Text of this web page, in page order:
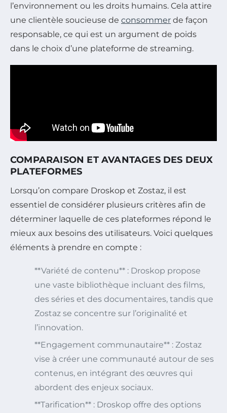
l’environnement ou les droits humains. Cela attire
une clientèle soucieuse de consommer de façon
responsable, ce qui est un argument de poids
dans le choix d’une plateforme de streaming.
COMPARAISON ET AVANTAGES DES DEUX
PLATEFORMES
Lorsqu’on compare Droskop et Zostaz, il est
essentiel de considérer plusieurs critères afin de
déterminer laquelle de ces plateformes répond le
mieux aux besoins des utilisateurs. Voici quelques
éléments à prendre en compte :
**Variété de contenu** : Droskop propose
une vaste bibliothèque incluant des films,
des séries et des documentaires, tandis que
Zostaz se concentre sur l’originalité et
l’innovation.
**Engagement communautaire** : Zostaz
vise à créer une communauté autour de ses
contenus, en intégrant des œuvres qui
abordent des enjeux sociaux.
**Tarification** : Droskop offre des options